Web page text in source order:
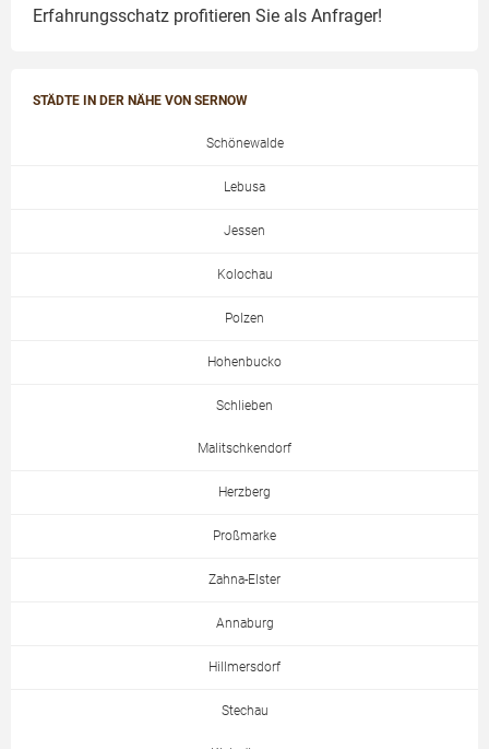
Erfahrungsschatz profitieren Sie als Anfrager!
STÄDTE IN DER NÄHE VON SERNOW
Schönewalde
Lebusa
Jessen
Kolochau
Polzen
Hohenbucko
Schlieben
Malitschkendorf
Herzberg
Proßmarke
Zahna-Elster
Annaburg
Hillmersdorf
Stechau